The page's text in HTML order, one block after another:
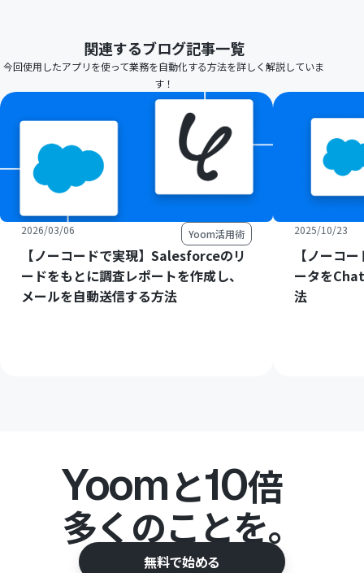
関連するブログ記事一覧
今回使用したアプリを使って業務を自動化する方法を詳しく解説していま
す！
2026/03/06 Yoom活用術
【ノーコードで実現】Salesforceのリ
ードをもとに調査レポートを作成し、
メールを自動送信する方法
2025/10/23
【ノーコ
ータを
法
Yoomと10倍
多くのことを。
無料で始める